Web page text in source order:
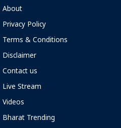
About
Privacy Policy
Terms & Conditions
Disclaimer
Contact us
Live Stream
Videos
Bharat Trending